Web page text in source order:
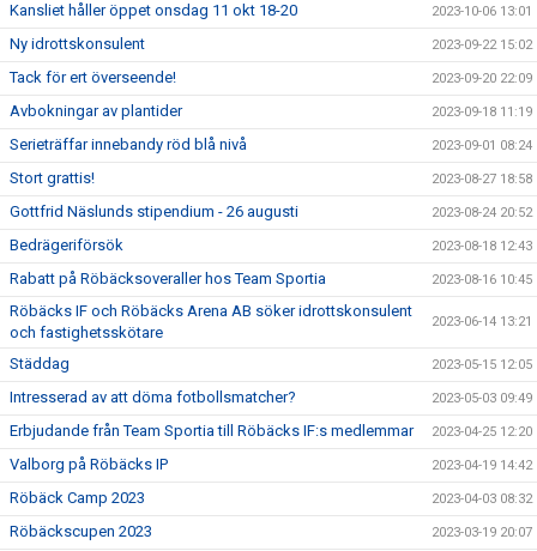
Kansliet håller öppet onsdag 11 okt 18-20 2023-10-06 13:01
Ny idrottskonsulent 2023-09-22 15:02
Tack för ert överseende! 2023-09-20 22:09
Avbokningar av plantider 2023-09-18 11:19
Serieträffar innebandy röd blå nivå 2023-09-01 08:24
Stort grattis! 2023-08-27 18:58
Gottfrid Näslunds stipendium - 26 augusti 2023-08-24 20:52
Bedrägeriförsök 2023-08-18 12:43
Rabatt på Röbäcksoveraller hos Team Sportia 2023-08-16 10:45
Röbäcks IF och Röbäcks Arena AB söker idrottskonsulent
och fastighetsskötare
2023-06-14 13:21
Städdag 2023-05-15 12:05
Intresserad av att döma fotbollsmatcher? 2023-05-03 09:49
Erbjudande från Team Sportia till Röbäcks IF:s medlemmar 2023-04-25 12:20
Valborg på Röbäcks IP 2023-04-19 14:42
Röbäck Camp 2023 2023-04-03 08:32
Röbäckscupen 2023 2023-03-19 20:07